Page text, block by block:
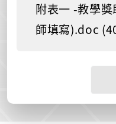
附表一 -教學
師填寫).doc